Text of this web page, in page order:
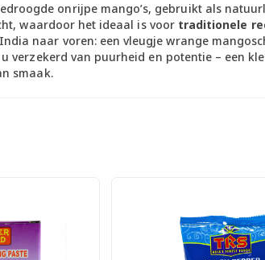
onrijpe mango’s, gebruikt als
waardoor het ideaal is voor traditionele
naar voren: een vleugje wrange
verzekerd van puurheid en potentie – een
smaak.